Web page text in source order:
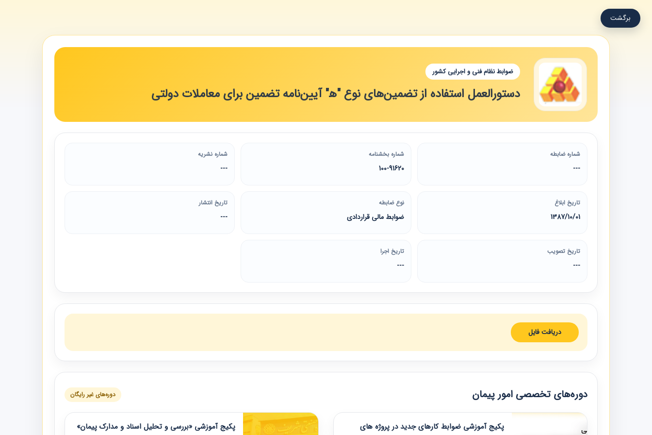
برگشت
ضوابط نظام فنی و اجرایی کشور
دستورالعمل استفاده از تضمین‌های نوع "ه‍" آیین‌نامه تضمین برای معاملات دولتی
شماره ضابطه
---
شماره بخشنامه
100-91620
شماره نشریه
---
تاریخ ابلاغ
1387/10/01
نوع ضابطه
ضوابط مالی قراردادی
تاریخ انتشار
---
تاریخ تصویب
---
تاریخ اجرا
---
دریافت فایل
دوره‌های تخصصی امور پیمان دوره‌های غیر رایگان
پکیج آموزشی ضوابط کارهای جدید در پروژه های
پکیج آموزشی «بررسی و تحلیل اسناد و مدارک پیمان»